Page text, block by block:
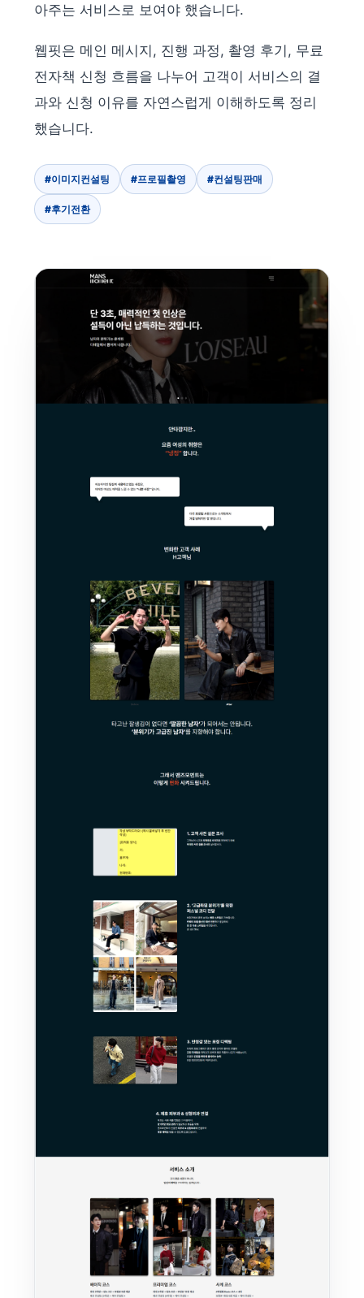
아주는 서비스로 보여야 했습니다.
웹핏은 메인 메시지, 진행 과정, 촬영 후기, 무료
전자책 신청 흐름을 나누어 고객이 서비스의 결
과와 신청 이유를 자연스럽게 이해하도록 정리
했습니다.
#이미지컨설팅 #프로필촬영 #컨설팅판매
#후기전환